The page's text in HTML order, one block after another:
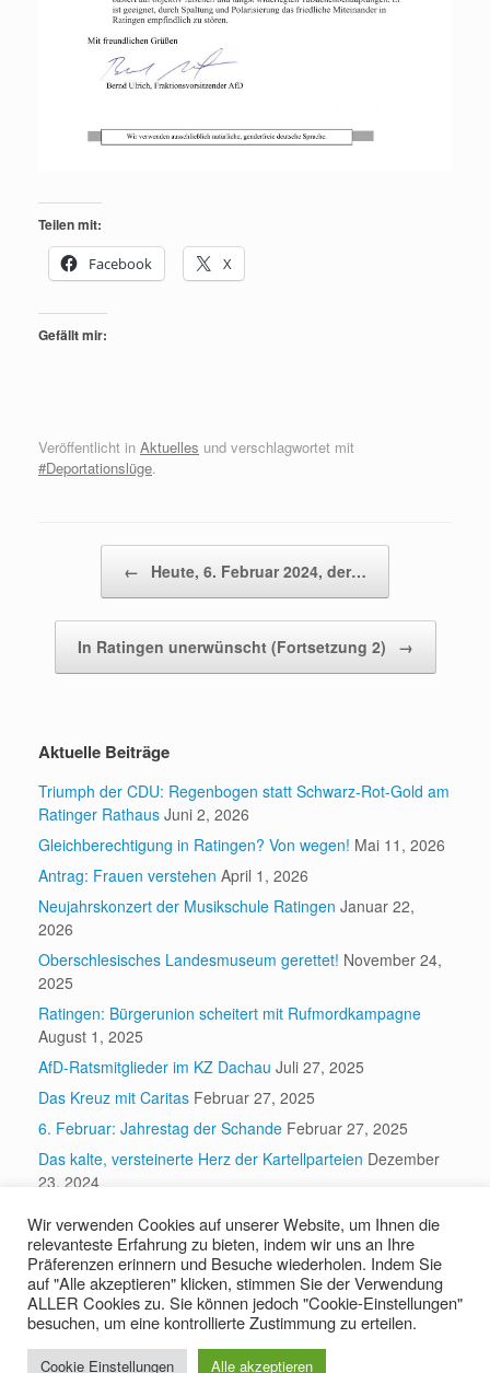
Teilen mit:
Facebook
X
Gefällt mir:
Veröffentlicht in Aktuelles und verschlagwortet mit
#Deportationslüge.
← Heute, 6. Februar 2024, der…
In Ratingen unerwünscht (Fortsetzung 2) →
Aktuelle Beiträge
Triumph der CDU: Regenbogen statt Schwarz-Rot-Gold am
Ratinger Rathaus Juni 2, 2026
Gleichberechtigung in Ratingen? Von wegen! Mai 11, 2026
Antrag: Frauen verstehen April 1, 2026
Neujahrskonzert der Musikschule Ratingen Januar 22,
2026
Oberschlesisches Landesmuseum gerettet! November 24,
2025
Ratingen: Bürgerunion scheitert mit Rufmordkampagne
August 1, 2025
AfD-Ratsmitglieder im KZ Dachau Juli 27, 2025
Das Kreuz mit Caritas Februar 27, 2025
6. Februar: Jahrestag der Schande Februar 27, 2025
Das kalte, versteinerte Herz der Kartellparteien Dezember
23, 2024
Suchen
Suchen
Wir verwenden Cookies auf unserer Website, um Ihnen die
relevanteste Erfahrung zu bieten, indem wir uns an Ihre
Präferenzen erinnern und Besuche wiederholen. Indem Sie
auf "Alle akzeptieren" klicken, stimmen Sie der Verwendung
ALLER Cookies zu. Sie können jedoch "Cookie-Einstellungen"
besuchen, um eine kontrollierte Zustimmung zu erteilen.
Cookie Einstellungen Alle akzeptieren